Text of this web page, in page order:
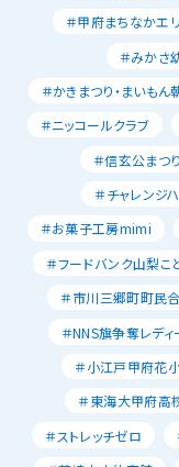
＃甲府まちなかエ
＃みかさ
＃かきまつり・まいもん
＃ニッコールクラブ
＃信玄公まつり
＃チャレンジ
＃お菓子工房mimi
＃フードバンク山梨こ
＃市川三郷町町民
＃NNS旗争奪レデ
＃小江戸甲府花
＃東海大甲府高
＃ストレッチゼロ